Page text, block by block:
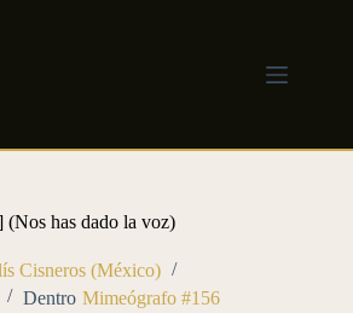
has dado la voz)
Cisneros (México)
Dentro Mimeógrafo #156